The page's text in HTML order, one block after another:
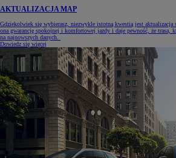
AKTUALIZACJA MAP
Gdziekolwiek się wybierasz, niezwykle istotną kwestią jest
ona gwarancję spokojnej i komfortowej jazdy i daje pewność, że trasa,
na najnowszych danych.
Dowiedz się więcej